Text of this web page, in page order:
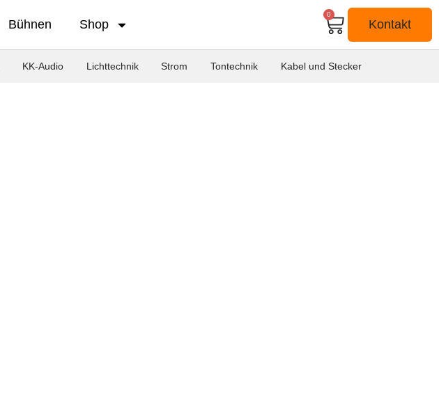
Bühnen Shop
0
Kontakt
KK-Audio Lichttechnik Strom Tontechnik Kabel und Stecker